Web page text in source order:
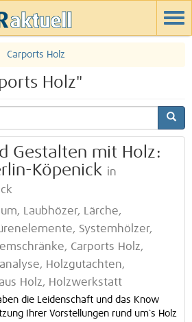
Carports Holz
Holz"
Gestalten mit Holz:
Köpenick in
Laubhözer, Lärche,
Systemhölzer,
Carports Holz,
Holzgutachten,
Holz, Holzwerkstatt
die Leidenschaft und das Know
Ihrer Vorstellungen rund um`s Holz